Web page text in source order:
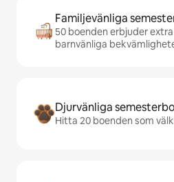
Familjevänliga
50 boenden erbjuder
barnvänliga
Djurvänliga
Hitta 20 boenden som